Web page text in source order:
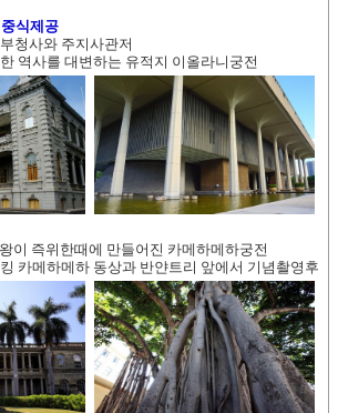
식제공
청사와 주지사관저
역사를 대변하는 유적지 이올라니궁전
이 즉위한때에 만들어진 카메하메하궁전
카메하메하 동상과 반얀트리 앞에서 기념촬영후